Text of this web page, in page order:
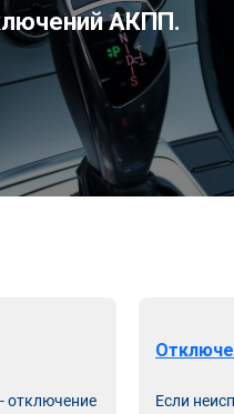
АКПП.
отключение
Если